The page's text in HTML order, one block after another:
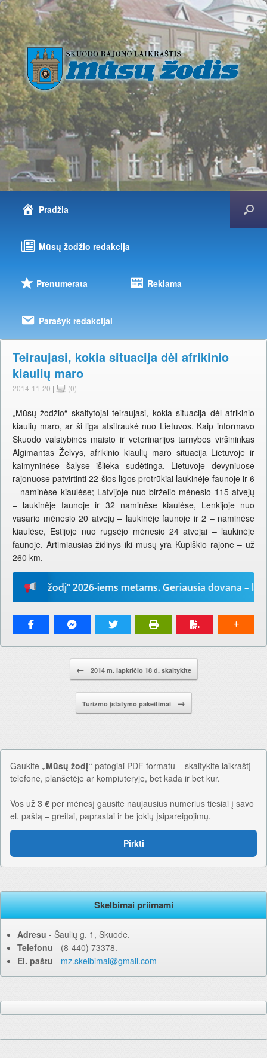
Pradžia
Mūsų žodžio redakcija
Prenumerata Reklama
Parašyk redakcijai
Teiraujasi, kokia situacija dėl afrikinio
kiaulių maro
2014-11-20 | (0)
„Mūsų žodžio“ skaitytojai teiraujasi, kokia situacija dėl afrikinio
kiaulių maro, ar ši liga atsitraukė nuo Lietuvos. Kaip informavo
Skuodo valstybinės maisto ir veterinarijos tarnybos viršininkas
Algimantas Želvys, afrikinio kiaulių maro situacija Lietuvoje ir
kaimyninėse šalyse išlieka sudėtinga. Lietuvoje devyniuose
rajonuose patvirtinti 22 šios ligos protrūkiai laukinėje faunoje ir 6
– naminėse kiaulėse; Latvijoje nuo birželio mėnesio 115 atvejų
– laukinėje faunoje ir 32 naminėse kiaulėse, Lenkijoje nuo
vasario mėnesio 20 atvejų – laukinėje faunoje ir 2 – naminėse
kiaulėse, Estijoje nuo rugsėjo mėnesio 24 atvejai – laukinėje
faunoje. Artimiausias židinys iki mūsų yra Kupiškio rajone – už
260 km.
žodį“ 2026-iems metams. Geriausia dovana –
← 2014 m. lapkričio 18 d. skaitykite
Turizmo įstatymo pakeitimai →
Gaukite „Mūsų žodį“ patogiai PDF formatu – skaitykite laikraštį
telefone, planšetėje ar kompiuteryje, bet kada ir bet kur.
Vos už 3 € per mėnesį gausite naujausius numerius tiesiai į savo
el. paštą – greitai, paprastai ir be jokių įsipareigojimų.
Pirkti
Skelbimai priimami
Adresu ‐ Šaulių g. 1, Skuode.
Telefonu ‐ (8-440) 73378.
El. paštu ‐ mz.skelbimai@gmail.com